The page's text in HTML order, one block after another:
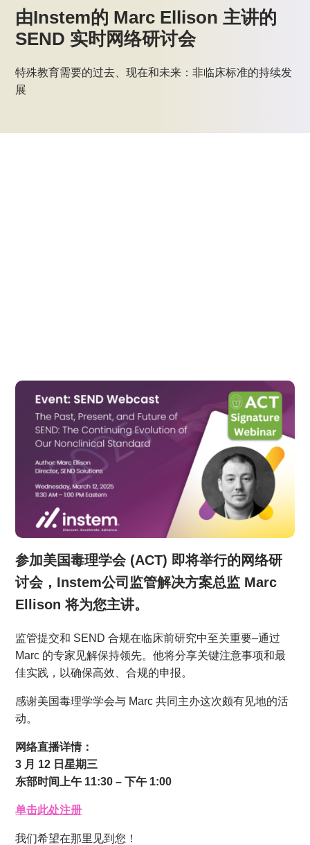
由Instem的 Marc Ellison 主讲的
SEND 实时网络研讨会
特殊教育需要的过去、现在和未来：非临床标准的持续发
展
参加美国毒理学会 (ACT) 即将举行的网络研
讨会，Instem公司监管解决方案总监 Marc
Ellison 将为您主讲。
监管提交和 SEND 合规在临床前研究中至关重要–通过
Marc 的专家见解保持领先。他将分享关键注意事项和最
佳实践，以确保高效、合规的申报。
感谢美国毒理学学会与 Marc 共同主办这次颇有见地的活
动。
网络直播详情：
3 月 12 日星期三
东部时间上午 11:30 – 下午 1:00
单击此处注册
我们希望在那里见到您！